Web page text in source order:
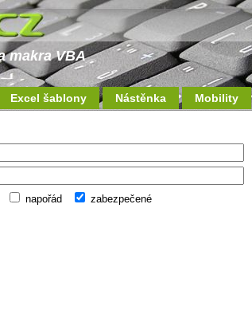
makra VBA
Excel šablony Nástěnka Mobility
napořád zabezpečené